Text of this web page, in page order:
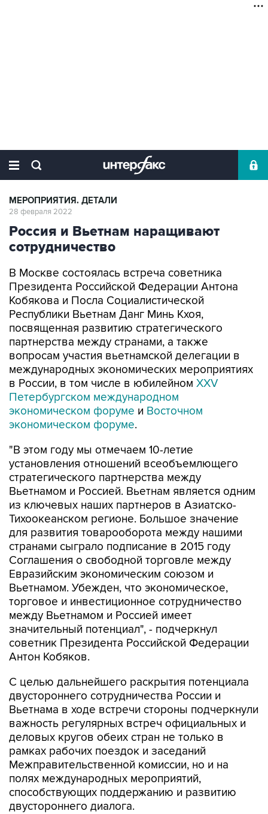
МЕРОПРИЯТИЯ. ДЕТАЛИ
28 февраля 2022
Россия и Вьетнам наращивают
сотрудничество
В Москве состоялась встреча советника
Президента Российской Федерации Антона
Кобякова и Посла Социалистической
Республики Вьетнам Данг Минь Кхоя,
посвященная развитию стратегического
партнерства между странами, а также
вопросам участия вьетнамской делегации в
международных экономических мероприятиях
в России, в том числе в юбилейном XXV
Петербургском международном
экономическом форуме и Восточном
экономическом форуме.
"В этом году мы отмечаем 10-летие
установления отношений всеобъемлющего
стратегического партнерства между
Вьетнамом и Россией. Вьетнам является одним
из ключевых наших партнеров в Азиатско-
Тихоокеанском регионе. Большое значение
для развития товарооборота между нашими
странами сыграло подписание в 2015 году
Соглашения о свободной торговле между
Евразийским экономическим союзом и
Вьетнамом. Убежден, что экономическое,
торговое и инвестиционное сотрудничество
между Вьетнамом и Россией имеет
значительный потенциал", - подчеркнул
советник Президента Российской Федерации
Антон Кобяков.
С целью дальнейшего раскрытия потенциала
двустороннего сотрудничества России и
Вьетнама в ходе встречи стороны подчеркнули
важность регулярных встреч официальных и
деловых кругов обеих стран не только в
рамках рабочих поездок и заседаний
Межправительственной комиссии, но и на
полях международных мероприятий,
способствующих поддержанию и развитию
двустороннего диалога.